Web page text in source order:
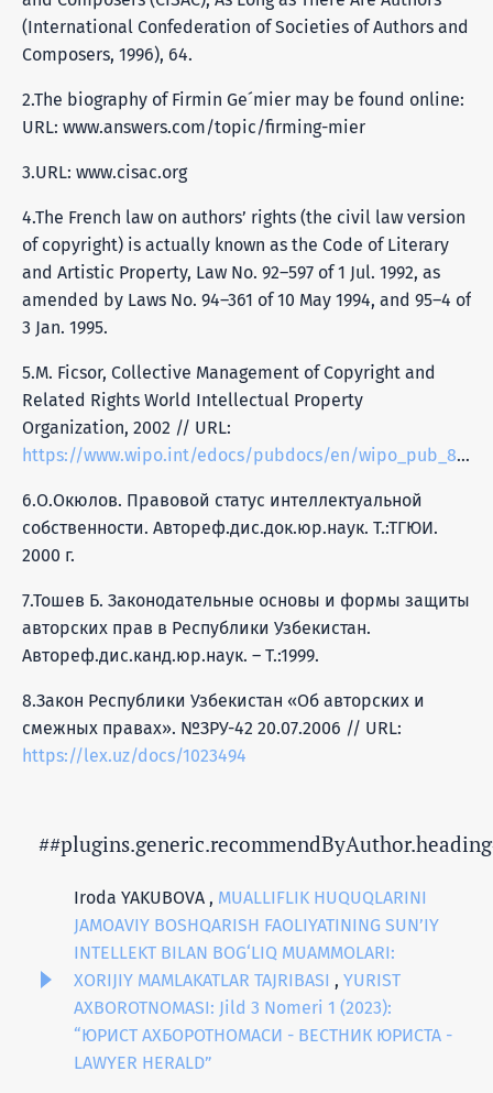
(International Confederation of Societies of Authors and
Composers, 1996), 64.
2.The biography of Firmin Ge´mier may be found online:
URL: www.answers.com/topic/firming-mier
3.URL: www.cisac.org
4.The French law on authors’ rights (the civil law version
of copyright) is actually known as the Code of Literary
and Artistic Property, Law No. 92–597 of 1 Jul. 1992, as
amended by Laws No. 94–361 of 10 May 1994, and 95–4 of
3 Jan. 1995.
5.M. Ficsor, Collective Management of Copyright and
Related Rights World Intellectual Property
Organization, 2002 // URL:
https://www.wipo.int/edocs/pubdocs/en/wipo_pub_855.pdf
6.О.Окюлов. Правовой статус интеллектуальной
собственности. Автореф.дис.док.юр.наук. Т.:ТГЮИ.
2000 г.
7.Тошев Б. Законодательные основы и формы защиты
авторских прав в Республики Узбекистан.
Автореф.дис.канд.юр.наук. – Т.:1999.
8.Закон Республики Узбекистан «Об авторских и
смежных правах». №ЗРУ-42 20.07.2006 // URL:
https://lex.uz/docs/1023494
Iroda YAKUBOVA , MUALLIFLIK HUQUQLARINI
JAMOAVIY BOSHQARISH FAOLIYATINING SUN’IY
INTELLEKT BILAN BOG‘LIQ MUAMMOLARI:
XORIJIY MAMLAKATLAR TAJRIBASI , YURIST
AXBOROTNOMASI: Jild 3 Nomeri 1 (2023):
“ЮРИСТ АХБОРОТНОМАСИ - ВЕСТНИК ЮРИСТА -
LAWYER HERALD”